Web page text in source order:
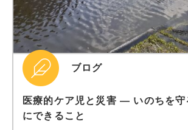
ブログ
医療的ケア児と災害 ― いのちを守
にできること